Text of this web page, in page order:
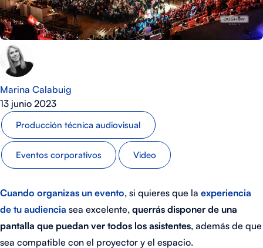
Marina Calabuig
13 junio 2023
Producción técnica audiovisual
Eventos corporativos Video
Cuando organizas un evento, si quieres que la experiencia
de tu audiencia sea excelente, querrás disponer de una
pantalla que puedan ver todos los asistentes, además de que
sea compatible con el proyector y el espacio.